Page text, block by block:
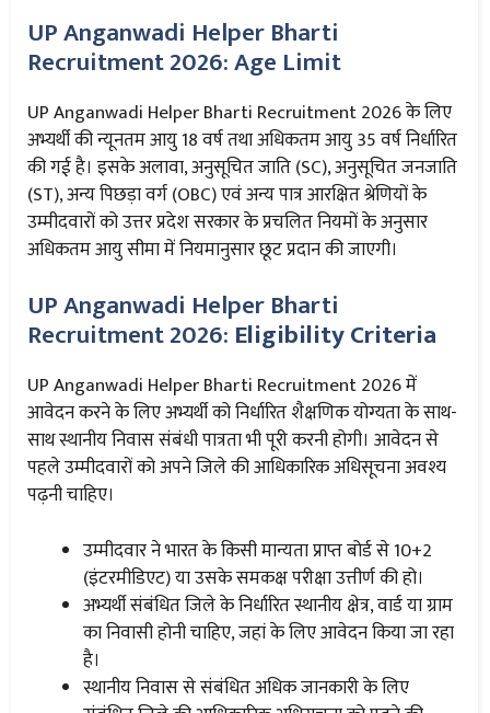
UP Anganwadi Helper Bharti
Recruitment 2026: Age Limit
UP Anganwadi Helper Bharti Recruitment 2026 के लिए
अभ्यर्थी की न्यूनतम आयु 18 वर्ष तथा अधिकतम आयु 35 वर्ष निर्धारित
की गई है। इसके अलावा, अनुसूचित जाति (SC), अनुसूचित जनजाति
(ST), अन्य पिछड़ा वर्ग (OBC) एवं अन्य पात्र आरक्षित श्रेणियों के
उम्मीदवारों को उत्तर प्रदेश सरकार के प्रचलित नियमों के अनुसार
अधिकतम आयु सीमा में नियमानुसार छूट प्रदान की जाएगी।
UP Anganwadi Helper Bharti
Recruitment 2026: Eligibility Criteria
UP Anganwadi Helper Bharti Recruitment 2026 में
आवेदन करने के लिए अभ्यर्थी को निर्धारित शैक्षणिक योग्यता के साथ-
साथ स्थानीय निवास संबंधी पात्रता भी पूरी करनी होगी। आवेदन से
पहले उम्मीदवारों को अपने जिले की आधिकारिक अधिसूचना अवश्य
पढ़नी चाहिए।
उम्मीदवार ने भारत के किसी मान्यता प्राप्त बोर्ड से 10+2
(इंटरमीडिएट) या उसके समकक्ष परीक्षा उत्तीर्ण की हो।
अभ्यर्थी संबंधित जिले के निर्धारित स्थानीय क्षेत्र, वार्ड या ग्राम
का निवासी होनी चाहिए, जहां के लिए आवेदन किया जा रहा
है।
स्थानीय निवास से संबंधित अधिक जानकारी के लिए